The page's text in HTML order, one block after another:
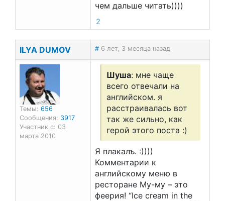
чем дальше читать))))
2
ILYA DUMOV # 6 лет, 3 месяца назад
Темы: 656
Сообщения: 3917
Участник с: 03
марта 2010
Шуша: мне чаще
всего отвечали на
английском. я
расстраивалась вот
так же сильно, как
герой этого поста :)
Я плакалъ. :))))
Комментарии к
английскому меню в
ресторане Му-му – это
феерия! “Ice cream in the